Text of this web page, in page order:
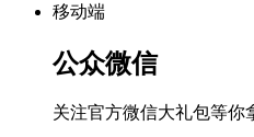
移动端
公众微信
关注官方微信大礼包等你